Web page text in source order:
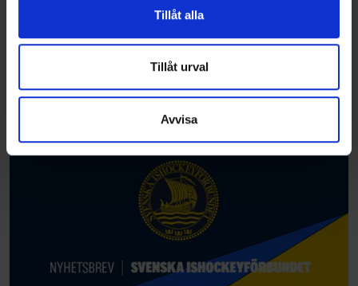
vidarebefordrar även sådana identifierare och annan
annons- och analysföretag som vi samarbetar med.
Dessa kan i sin tur kombinera informationen med annan
information som du har tillhandahållit eller som de har
samlat in när du har använt deras tjänster.
Tillåt alla
Tillåt urval
Avvisa